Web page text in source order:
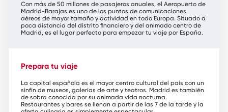
Con más de 50 millones de pasajeros anuales, el Aeropuerto de
Madrid-Barajas es uno de los puntos de comunicaciones
aéreos de mayor tamaño y actividad en todo Europa. Situado a
poca distancia del distrito financiero y del animado centro de
Madrid, es el lugar perfecto para empezar tu viaje por España.
Prepara tu viaje
La capital española es el mayor centro cultural del país con un
sinfín de museos, galerías de arte y teatros. Madrid es también
de sobra conocida por su animada vida nocturna.
Restaurantes y bares se llenan a partir de las 7 de la tarde y la